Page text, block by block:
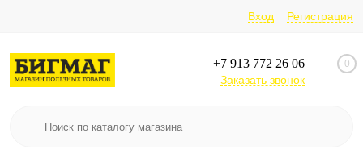
Вход Регистрация
+7 913 772 26 06
Заказать звонок
0